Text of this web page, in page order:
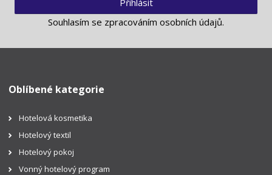
Souhlasím se zpracováním osobních údajů.
Oblíbené kategorie
Hotelová kosmetika
Hotelový textil
Hotelový pokoj
Vonný hotelový program